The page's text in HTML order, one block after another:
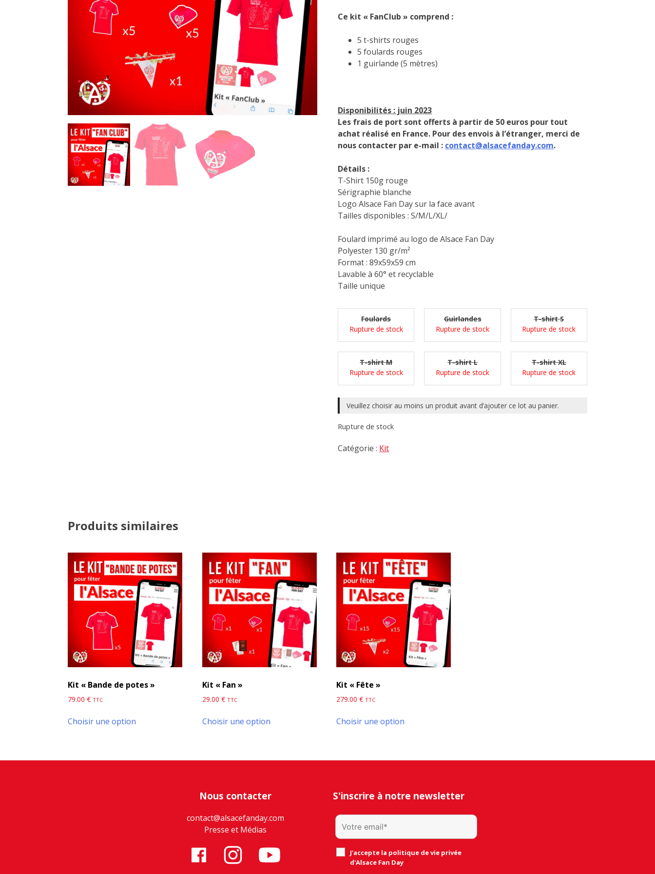
Ce kit « FanClub » comprend :
5 t-shirts rouges
5 foulards rouges
1 guirlande (5 mètres)
Disponibilités : juin 2023
Les frais de port sont offerts à partir de 50 euros pour tout
achat réalisé en France. Pour des envois à l’étranger, merci de
nous contacter par e-mail : contact@alsacefanday.com.
Détails :
T-Shirt 150g rouge
Sérigraphie blanche
Logo Alsace Fan Day sur la face avant
Tailles disponibles : S/M/L/XL/
Foulard imprimé au logo de Alsace Fan Day
Polyester 130 gr/m²
Format : 89x59x59 cm
Lavable à 60° et recyclable
Taille unique
Foulards
Rupture de stock
Guirlandes
Rupture de stock
T-shirt S
Rupture de stock
T-shirt M
Rupture de stock
T-shirt L
Rupture de stock
T-shirt XL
Rupture de stock
Veuillez choisir au moins un produit avant d’ajouter ce lot au panier.
Rupture de stock
Catégorie : Kit
Produits similaires
Kit « Bande de potes »
79.00€ TTC
Choisir une option
Kit « Fan »
29.00 € TTC
Choisir une option
Kit « Fête »
279.00€ TTC
Choisir une option
Nous contacter
contact@alsacefanday.com
Presse et Médias
S'inscrire à notre newsletter
J'accepte la politique de vie privée
d'Alsace Fan Day *